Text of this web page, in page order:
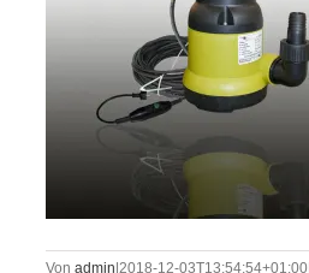
Von admin 2018-12-03T13:54:54+01:00